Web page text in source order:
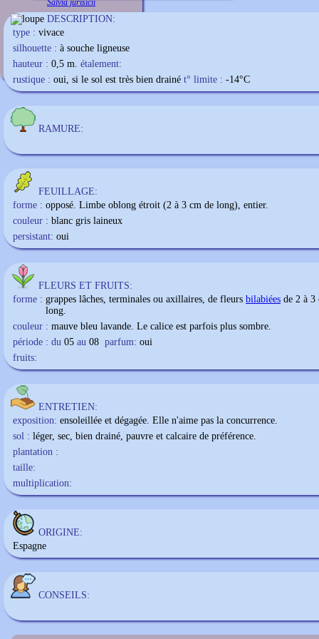
Salvia jurisicii
DESCRIPTION:
type : vivace
silhouette : à souche ligneuse
hauteur : 0,5 m. étalement:
rustique : oui, si le sol est très bien drainé t° limite : -14°C
RAMURE:
FEUILLAGE:
forme : opposé. Limbe oblong étroit (2 à 3 cm de long), entier.
couleur : blanc gris laineux
persistant: oui
FLEURS ET FRUITS:
forme : grappes lâches, terminales ou axillaires, de fleurs bilabiées de 2 à 3
long.
couleur : mauve bleu lavande. Le calice est parfois plus sombre.
période : du 05 au 08 parfum: oui
fruits:
ENTRETIEN:
exposition: ensoleillée et dégagée. Elle n'aime pas la concurrence.
sol : léger, sec, bien drainé, pauvre et calcaire de préférence.
plantation :
taille:
multiplication:
ORIGINE:
Espagne
CONSEILS: